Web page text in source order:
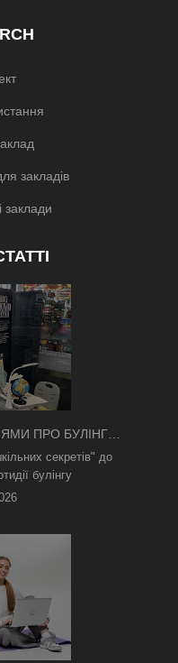
закладів
заклади
ПРО БУЛІНГ
секретів" до
булінгу